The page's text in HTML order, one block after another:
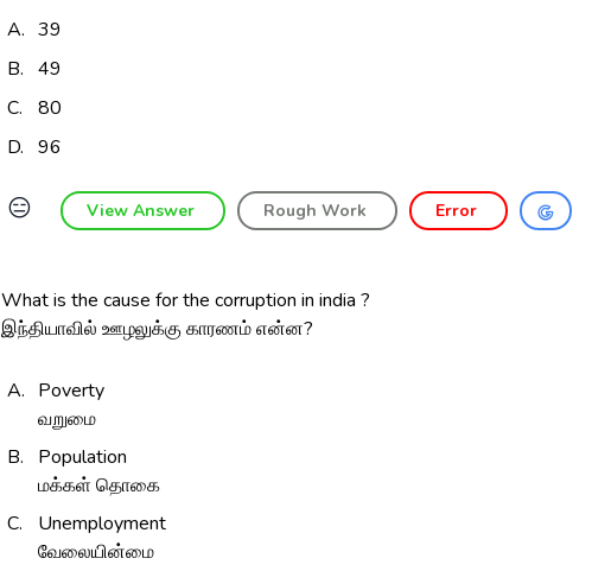
A. 39
B.
49
C.
80
D.
96
😑 View Answer Rough Work Error
What is the cause for the corruption in india ?
இந்தியாவில் ஊழலுக்கு காரணம் என்ன?
A. Poverty
வறுமை
B.
Population
மக்கள் தொகை
C.
Unemployment
வேலையின்மை